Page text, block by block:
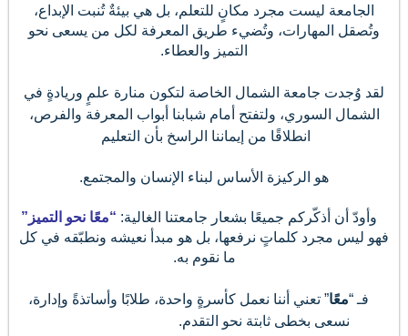
ليست مجرد مكانٍ للتعلم،بل هي بيئةٌ تُنبت الإبداع،
المهارات، وتُضيء طريق المعرفة لكل من يسعى نحو
التميز والعطاء .
وُجدت جامعة الشمال الخاصة لتكون منارة علمٍ وريادةٍ في
السوري، ولتفتح أمام شبابنا أبواب المعرفة والفرص،
انطلاقًا من إيماننا الراسخ بأن التعليم
هو الركيزة الأساس لبناء الإنسان والمجتمع.
أن أذكّركم جميعًا بشعار جامعتنا الغالية:“معًا نحو التميز”
ليس مجرد كلماتٍ نرفعها، بل هو مبدأ نعيشه ونطبّقه في كل
ما نقوم به.
معًا” تعني أننانعمل كأسرةٍ واحدة، طلابًا وأساتذةً وإدارة،
نسعى بخطى ثابتة نحو التقدم.